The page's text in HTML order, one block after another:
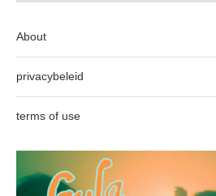
About
privacybeleid
terms of use